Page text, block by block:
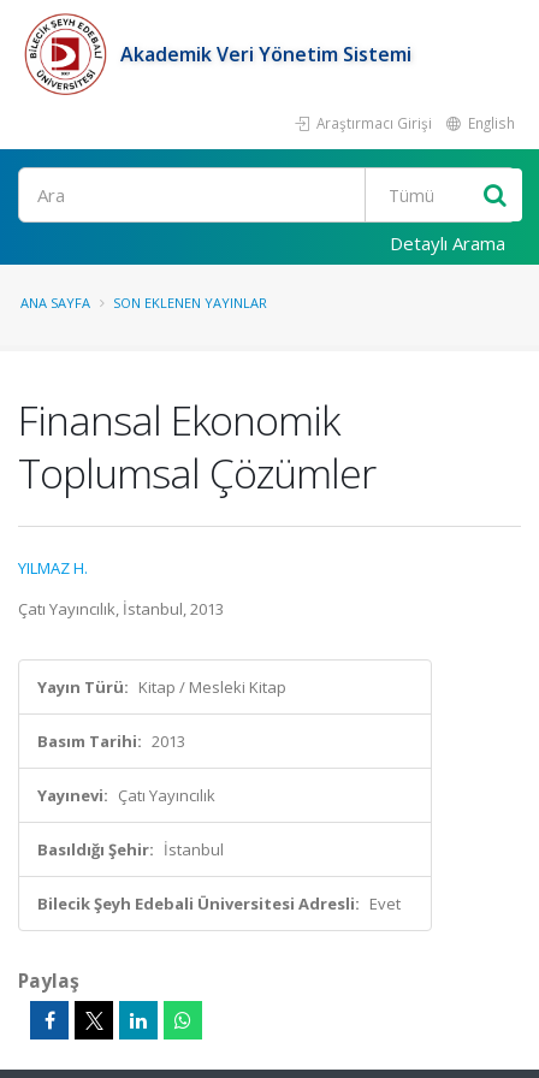
Akademik Veri Yönetim Sistemi
Araştırmacı Girişi English
Ara
Detaylı Arama
ANA SAYFA SON EKLENEN YAYINLAR
Finansal Ekonomik
Toplumsal Çözümler
YILMAZ H.
Çatı Yayıncılık, İstanbul, 2013
Yayın Türü: Kitap / Mesleki Kitap
Basım Tarihi: 2013
Yayınevi: Çatı Yayıncılık
Basıldığı Şehir: İstanbul
Bilecik Şeyh Edebali Üniversitesi Adresli: Evet
Paylaş